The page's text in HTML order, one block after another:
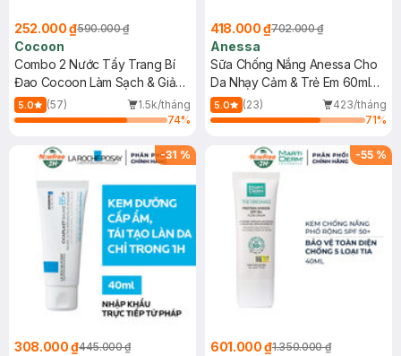
252.000 ₫590.000 ₫
Cocoon
Combo 2 Nước Tẩy Trang Bí
Đao Cocoon Làm Sạch & Giảm
Dầu 500ml
5.0 (57)
1.5k/tháng
74%
418.000 ₫702.000 ₫
Anessa
Sữa Chống Nắng Anessa Cho
Da Nhạy Cảm & Trẻ Em 60ml
(Mới)
5.0 (23)
423/tháng
71%
-31 %
308.000 ₫445.000 ₫
-55 %
601.000 ₫1.350.000 ₫